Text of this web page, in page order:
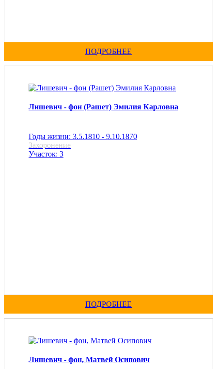
ПОДРОБНЕЕ
Лишевич - фон (Рашет) Эмилия Карловна
Годы жизни: 3.5.1810 - 9.10.1870
Захоронение
Участок: 3
ПОДРОБНЕЕ
Лишевич - фон, Матвей Осипович